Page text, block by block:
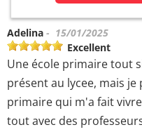
Adelina - 15/01/2025
Excellent
Une école primaire tout
présent au lycee, mais
primaire qui m'a fait
tout avec des